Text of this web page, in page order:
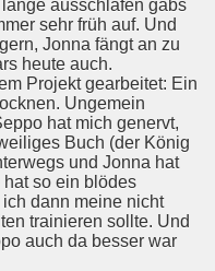
ausschlafen gabs
sehr früh auf. Und
Jonna fängt an zu
heute auch.
Projekt gearbeitet: Ein
Ungemein
hat mich genervt,
Buch (der König
und Jonna hat
so ein blödes
dann meine nicht
trainieren sollte. Und
auch da besser war